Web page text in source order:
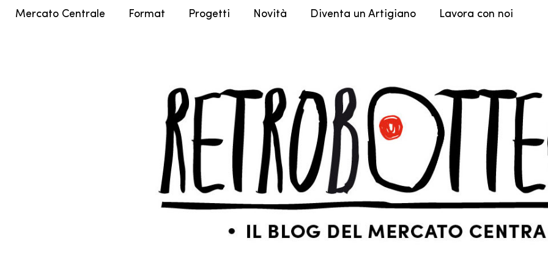
Mercato Centrale Format Progetti Novità Diventa un Artigiano Lavora con noi